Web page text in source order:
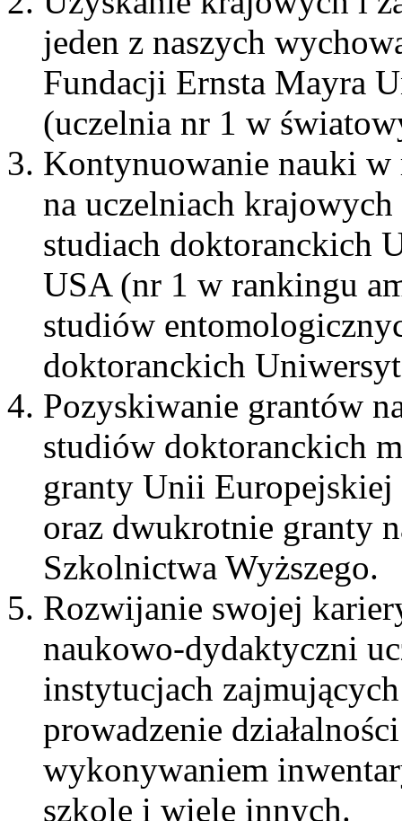
jeden z naszych
Fundacji Ernsta Mayra
(uczelnia nr 1 w
Kontynuowanie nauki
na uczelniach
studiach doktoranckich
USA (nr 1 w rankingu
studiów
doktoranckich
Pozyskiwanie grantów
studiów doktoranckich
granty Unii Europejskiej
oraz dwukrotnie granty
Szkolnictwa Wyższego.
Rozwijanie swojej
naukowo-dydaktyczni
instytucjach
prowadzenie
wykonywaniem
szkole i wiele innych.